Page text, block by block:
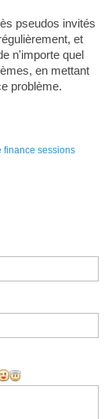
pseudos invités
et
n'importe quel
en mettant
problème.
finance sessions